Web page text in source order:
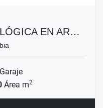
EN AR…
Garaje
Área m2